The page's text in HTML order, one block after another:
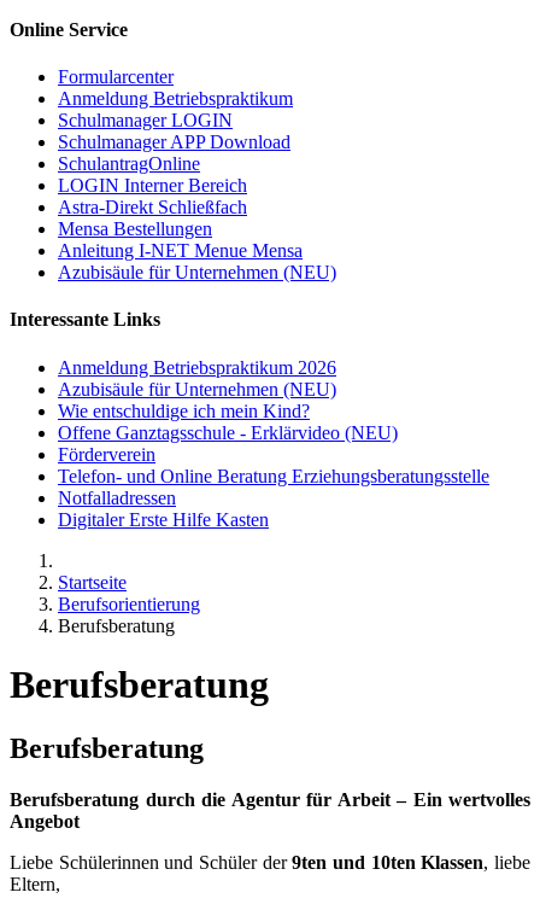
Online Service
Formularcenter
Anmeldung Betriebspraktikum
Schulmanager LOGIN
Schulmanager APP Download
SchulantragOnline
LOGIN Interner Bereich
Astra-Direkt Schließfach
Mensa Bestellungen
Anleitung I-NET Menue Mensa
Azubisäule für Unternehmen (NEU)
Interessante Links
Anmeldung Betriebspraktikum 2026
Azubisäule für Unternehmen (NEU)
Wie entschuldige ich mein Kind?
Offene Ganztagsschule - Erklärvideo (NEU)
Förderverein
Telefon- und Online Beratung Erziehungsberatungsstelle
Notfalladressen
Digitaler Erste Hilfe Kasten
Startseite
Berufsorientierung
Berufsberatung
Berufsberatung
Berufsberatung
Berufsberatung durch die Agentur für Arbeit – Ein wertvolles
Angebot
Liebe Schülerinnen und Schüler der9ten und 10ten Klassen, liebe
Eltern,